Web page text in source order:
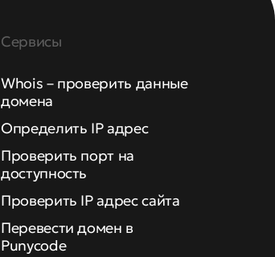
Сервисы
Whois – проверить данные
домена
Определить IP адрес
Проверить порт на
доступность
Проверить IP адрес сайта
Перевести домен в
Punycode